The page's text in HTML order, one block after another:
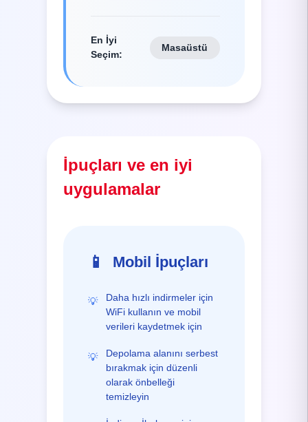
En İyi
Seçim:
Masaüstü
İpuçları ve en iyi
uygulamalar
📱 Mobil İpuçları
💡
Daha hızlı indirmeler için
WiFi kullanın ve mobil
verileri kaydetmek için
💡
Depolama alanını serbest
bırakmak için düzenli
olarak önbelleği
temizleyin